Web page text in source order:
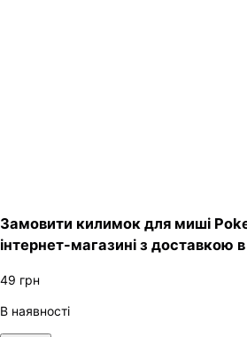
Замовити килимок для миші
інтернет-магазині з доставкою
49 грн
В наявності